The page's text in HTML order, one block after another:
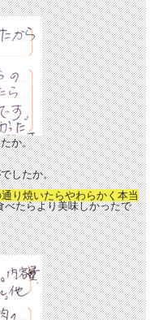
か。
したか。
り焼いたらやわらかく本当
たらより美味しかったで